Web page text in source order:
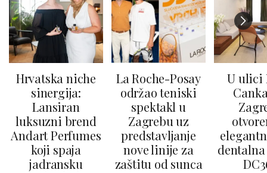
Hrvatska niche
sinergija:
Lansiran
luksuzni brend
Andart Perfumes
koji spaja
jadransku
La Roche-Posay
održao teniski
spektakl u
Zagrebu uz
predstavljanje
nove linije za
zaštitu od sunca
U ulici